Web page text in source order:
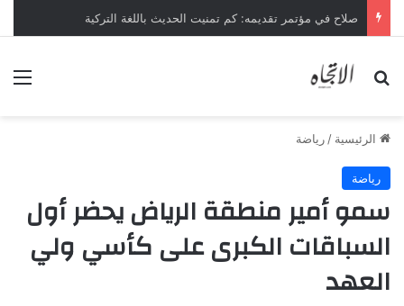
صلاح في مؤتمر تقديمه: كم تمنيت الحديث باللغة التركية
بحث عن
الرئيسية / رياضة
رياضة
سمو أمير منطقة الرياض يحضر أول
السباقات الكبرى على كأسي ولي
العهد